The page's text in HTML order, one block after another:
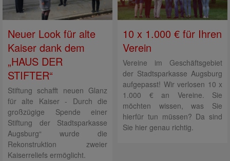
Neuer Look für alte
Kaiser dank dem
„HAUS DER
STIFTER“
Stiftung schafft neuen Glanz
für alte Kaiser - Durch die
großzügige Spende einer
Stiftung der Stadtsparkasse
Augsburg“ wurde die
Rekonstruktion zweier
Kaiserreliefs ermöglicht.
10 x 1.000 € für Ihren
Verein
Vereine im Geschäftsgebiet
der Stadtsparkasse Augsburg
aufgepasst! Wir verlosen 10 x
1.000 € an Vereine. Sie
möchten wissen, was Sie
hierfür tun müssen? Da sind
Sie hier genau richtig.